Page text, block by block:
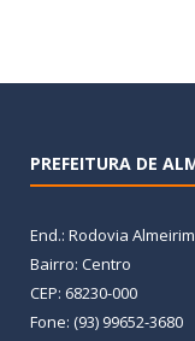
PREFEITURA DE
End.: Rodovia
Bairro: Centro
CEP: 68230-000
Fone: (93) 99652-3680